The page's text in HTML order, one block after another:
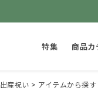
特集 商品カ
出産祝い アイテムから探す